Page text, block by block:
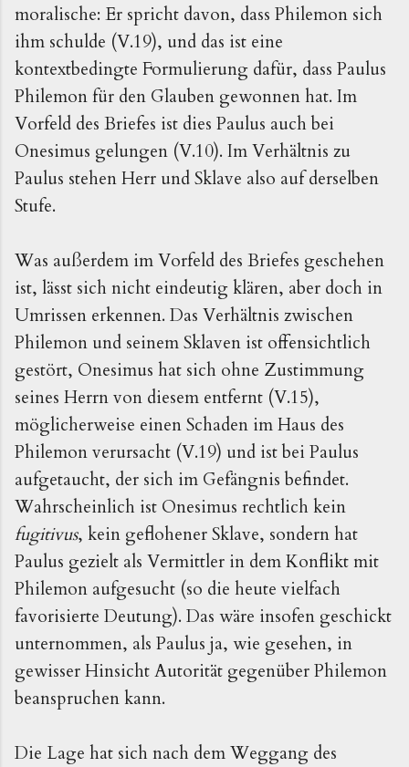
moralische: Er spricht davon, dass Philemon sich
ihm schulde (V.19), und das ist eine
kontextbedingte Formulierung dafür, dass Paulus
Philemon für den Glauben gewonnen hat. Im
Vorfeld des Briefes ist dies Paulus auch bei
Onesimus gelungen (V.10). Im Verhältnis zu
Paulus stehen Herr und Sklave also auf derselben
Stufe.
Was außerdem im Vorfeld des Briefes geschehen
ist, lässt sich nicht eindeutig klären, aber doch in
Umrissen erkennen. Das Verhältnis zwischen
Philemon und seinem Sklaven ist offensichtlich
gestört, Onesimus hat sich ohne Zustimmung
seines Herrn von diesem entfernt (V.15),
möglicherweise einen Schaden im Haus des
Philemon verursacht (V.19) und ist bei Paulus
aufgetaucht, der sich im Gefängnis befindet.
Wahrscheinlich ist Onesimus rechtlich kein
fugitivus, kein geflohener Sklave, sondern hat
Paulus gezielt als Vermittler in dem Konflikt mit
Philemon aufgesucht (so die heute vielfach
favorisierte Deutung). Das wäre insofen geschickt
unternommen, als Paulus ja, wie gesehen, in
gewisser Hinsicht Autorität gegenüber Philemon
beanspruchen kann.
Die Lage hat sich nach dem Weggang des